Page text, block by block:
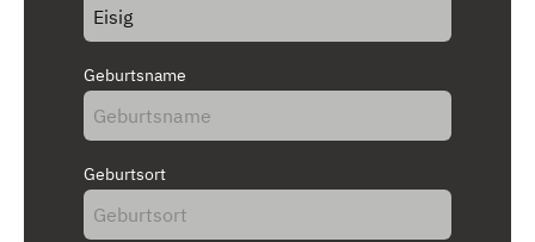
Geburtsname
Geburtsort